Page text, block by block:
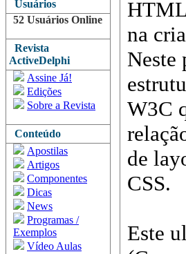
Usuários
52 Usuários Online
Revista
ActiveDelphi
Assine Já!
Edições
Sobre a Revista
Conteúdo
Apostilas
Artigos
Componentes
Dicas
News
Programas /
Exemplos
Vídeo Aulas
na
Neste
W3C
de
CSS.
Este